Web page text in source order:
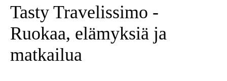
Tasty Travelissimo -
Ruokaa, elämyksiä ja
matkailua